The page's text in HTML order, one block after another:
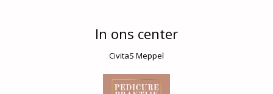
In ons center
CivitaS Meppel